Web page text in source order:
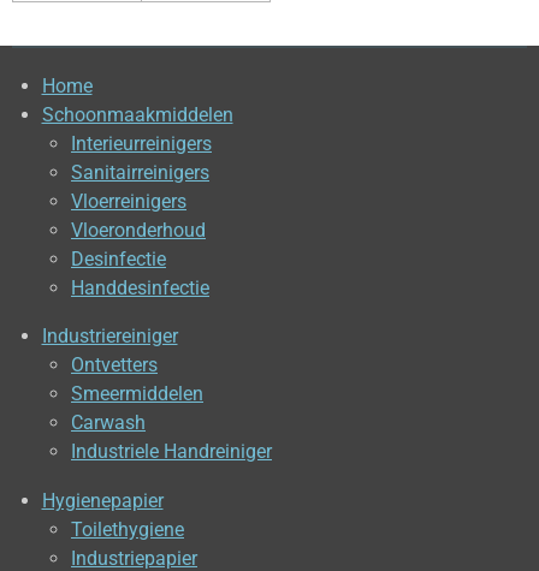
Home
Schoonmaakmiddelen
Interieurreinigers
Sanitairreinigers
Vloerreinigers
Vloeronderhoud
Desinfectie
Handdesinfectie
Industriereiniger
Ontvetters
Smeermiddelen
Carwash
Industriele Handreiniger
Hygienepapier
Toilethygiene
Industriepapier